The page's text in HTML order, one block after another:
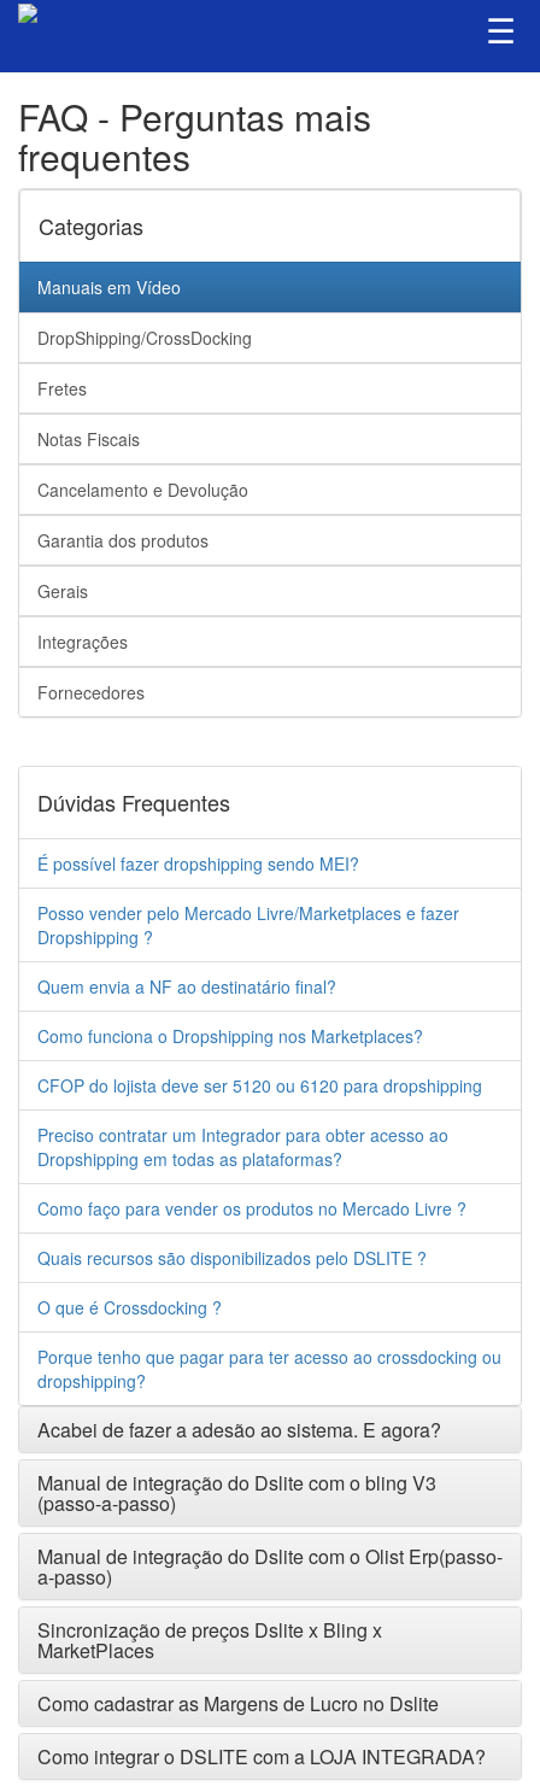
☰
FAQ - Perguntas mais
frequentes
Categorias
Manuais em Vídeo
DropShipping/CrossDocking
Fretes
Notas Fiscais
Cancelamento e Devolução
Garantia dos produtos
Gerais
Integrações
Fornecedores
Dúvidas Frequentes
É possível fazer dropshipping sendo MEI?
Posso vender pelo Mercado Livre/Marketplaces e fazer
Dropshipping ?
Quem envia a NF ao destinatário final?
Como funciona o Dropshipping nos Marketplaces?
CFOP do lojista deve ser 5120 ou 6120 para dropshipping
Preciso contratar um Integrador para obter acesso ao
Dropshipping em todas as plataformas?
Como faço para vender os produtos no Mercado Livre ?
Quais recursos são disponibilizados pelo DSLITE ?
O que é Crossdocking ?
Porque tenho que pagar para ter acesso ao crossdocking ou
dropshipping?
Acabei de fazer a adesão ao sistema. E agora?
Manual de integração do Dslite com o bling V3
(passo-a-passo)
Manual de integração do Dslite com o Olist Erp(passo-
a-passo)
Sincronização de preços Dslite x Bling x
MarketPlaces
Como cadastrar as Margens de Lucro no Dslite
Como integrar o DSLITE com a LOJA INTEGRADA?